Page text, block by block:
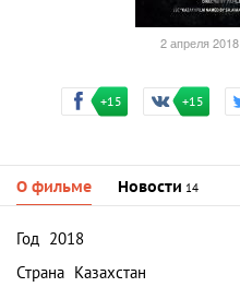
2 апреля 2018
+15 +15
О фильме Новости 14
Год 2018
Страна Казахстан